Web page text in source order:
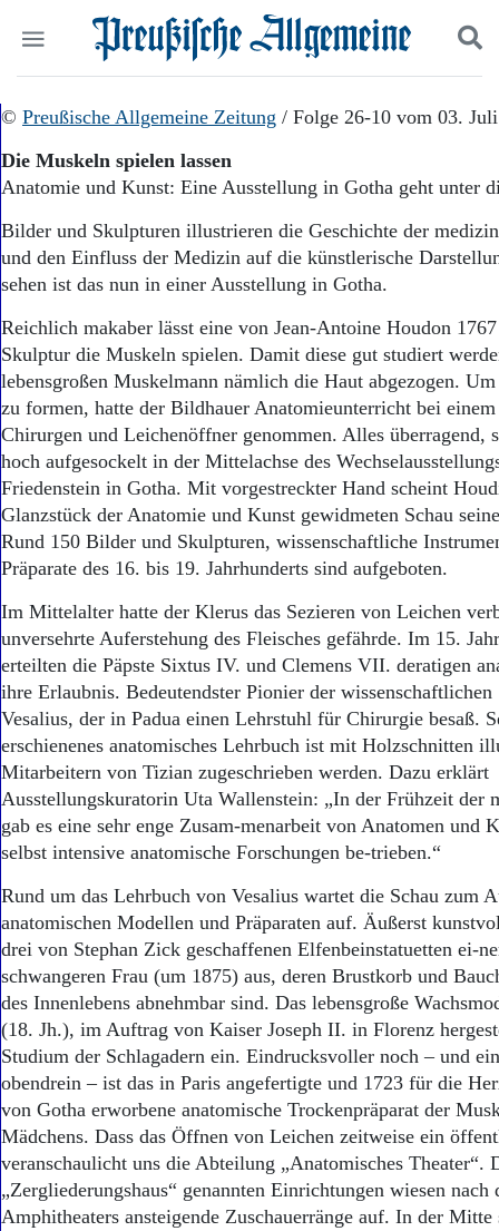
Start
Wer wir sind
Aktuelle Ausgabe
Abonnenten-Login
Abonnent werden
Abo Prämien
Archiv
Mediadaten
Politik
Wirtschaft
Panorama
Leben
Geschichte
Ostpreußen
Berlin-Brandenburg
Schlesien
Danzig und Westpreußen
Bücher
Kontakt
Impressum
Datenschutz
Suchen und finden
© Preußische Allgemeine Zeitung / Folge 26-10 vom 03.
Die Muskeln spielen lassen
Anatomie und Kunst: Eine Ausstellung in Gotha geht unter
Bilder und Skulpturen illustrieren die Geschichte der
und den Einfluss der Medizin auf die künstlerische
sehen ist das nun in einer Ausstellung in Gotha.
Reichlich makaber lässt eine von Jean-Antoine Houdon
Skulptur die Muskeln spielen. Damit diese gut studiert
lebensgroßen Muskelmann nämlich die Haut abgezogen.
zu formen, hatte der Bildhauer Anatomieunterricht bei
Chirurgen und Leichenöffner genommen. Alles überragend,
hoch aufgesockelt in der Mittelachse des
Friedenstein in Gotha. Mit vorgestreckter Hand scheint
Glanzstück der Anatomie und Kunst gewidmeten Schau
Rund 150 Bilder und Skulpturen, wissenschaftliche
Präparate des 16. bis 19. Jahrhunderts sind aufgeboten.
Im Mittelalter hatte der Klerus das Sezieren von Leichen
unversehrte Auferstehung des Fleisches gefährde. Im 15.
erteilten die Päpste Sixtus IV. und Clemens VII. deratigen
ihre Erlaubnis. Bedeutendster Pionier der
Vesalius, der in Padua einen Lehrstuhl für Chirurgie besaß.
erschienenes anatomisches Lehrbuch ist mit Holzschnitten
Mitarbeitern von Tizian zugeschrieben werden. Dazu erklärt
Ausstellungskuratorin Uta Wallenstein: „In der Frühzeit der
gab es eine sehr enge Zusam-menarbeit von Anatomen und
selbst intensive anatomische Forschungen be-trieben.“
Rund um das Lehrbuch von Vesalius wartet die Schau zum
anatomischen Modellen und Präparaten auf. Äußerst
drei von Stephan Zick geschaffenen Elfenbeinstatuetten ei-
schwangeren Frau (um 1875) aus, deren Brustkorb und
des Innenlebens abnehmbar sind. Das lebensgroße
(18. Jh.), im Auftrag von Kaiser Joseph II. in Florenz
Studium der Schlagadern ein. Eindrucksvoller noch – und
obendrein – ist das in Paris angefertigte und 1723 für die
von Gotha erworbene anatomische Trockenpräparat der
Mädchens. Dass das Öffnen von Leichen zeitweise ein
veranschaulicht uns die Abteilung „Anatomisches Theater“.
„Zergliederungshaus“ genannten Einrichtungen wiesen nach
Amphitheaters ansteigende Zuschauerränge auf. In der Mitte